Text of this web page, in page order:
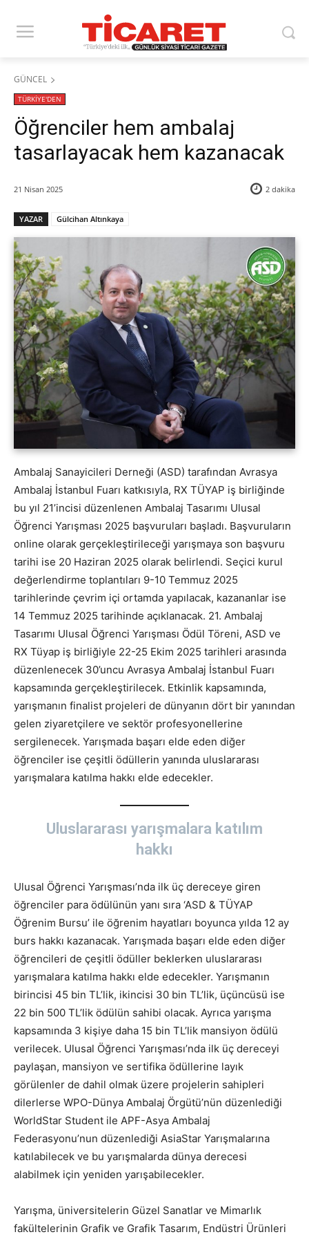
GÜNCEL
TÜRKİYE'DEN
Öğrenciler hem ambalaj
tasarlayacak hem kazanacak
21 Nisan 2025 2 dakika
YAZAR Gülcihan Altınkaya
Ambalaj Sanayicileri Derneği (ASD) tarafından Avrasya
Ambalaj İstanbul Fuarı katkısıyla, RX TÜYAP iş birliğinde
bu yıl 21’incisi düzenlenen Ambalaj Tasarımı Ulusal
Öğrenci Yarışması 2025 başvuruları başladı. Başvuruların
online olarak gerçekleştirileceği yarışmaya son başvuru
tarihi ise 20 Haziran 2025 olarak belirlendi. Seçici kurul
değerlendirme toplantıları 9-10 Temmuz 2025
tarihlerinde çevrim içi ortamda yapılacak, kazananlar ise
14 Temmuz 2025 tarihinde açıklanacak. 21. Ambalaj
Tasarımı Ulusal Öğrenci Yarışması Ödül Töreni, ASD ve
RX Tüyap iş birliğiyle 22-25 Ekim 2025 tarihleri arasında
düzenlenecek 30’uncu Avrasya Ambalaj İstanbul Fuarı
kapsamında gerçekleştirilecek. Etkinlik kapsamında,
yarışmanın finalist projeleri de dünyanın dört bir yanından
gelen ziyaretçilere ve sektör profesyonellerine
sergilenecek. Yarışmada başarı elde eden diğer
öğrenciler ise çeşitli ödüllerin yanında uluslararası
yarışmalara katılma hakkı elde edecekler.
Uluslararası yarışmalara katılım
hakkı
Ulusal Öğrenci Yarışması’nda ilk üç dereceye giren
öğrenciler para ödülünün yanı sıra ‘ASD & TÜYAP
Öğrenim Bursu’ ile öğrenim hayatları boyunca yılda 12 ay
burs hakkı kazanacak. Yarışmada başarı elde eden diğer
öğrencileri de çeşitli ödüller beklerken uluslararası
yarışmalara katılma hakkı elde edecekler. Yarışmanın
birincisi 45 bin TL’lik, ikincisi 30 bin TL’lik, üçüncüsü ise
22 bin 500 TL’lik ödülün sahibi olacak. Ayrıca yarışma
kapsamında 3 kişiye daha 15 bin TL’lik mansiyon ödülü
verilecek. Ulusal Öğrenci Yarışması’nda ilk üç dereceyi
paylaşan, mansiyon ve sertifika ödüllerine layık
görülenler de dahil olmak üzere projelerin sahipleri
dilerlerse WPO-Dünya Ambalaj Örgütü’nün düzenlediği
WorldStar Student ile APF-Asya Ambalaj
Federasyonu’nun düzenlediği AsiaStar Yarışmalarına
katılabilecek ve bu yarışmalarda dünya derecesi
alabilmek için yeniden yarışabilecekler.
Yarışma, üniversitelerin Güzel Sanatlar ve Mimarlık
fakültelerinin Grafik ve Grafik Tasarım, Endüstri Ürünleri